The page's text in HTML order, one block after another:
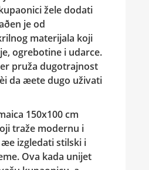
žele dodati
je od
materijala koji
ogrebotine i udarce.
pruža dugotrajnost
da æete dugo uživati
150x100 cm
traže modernu i
izgledati stilski i
Ova kada unijet